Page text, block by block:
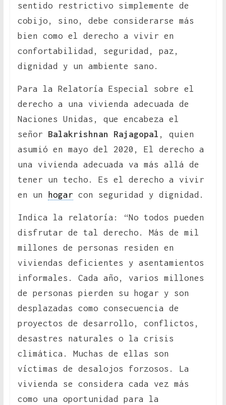
sentido restrictivo simplemente de
cobijo, sino, debe considerarse más
bien como el derecho a vivir en
confortabilidad, seguridad, paz,
dignidad y un ambiente sano.
Para la Relatoría Especial sobre el
derecho a una vivienda adecuada de
Naciones Unidas, que encabeza el
señor Balakrishnan Rajagopal , quien
asumió en mayo del 2020, El derecho a
una vivienda adecuada va más allá de
tener un techo. Es el derecho a vivir
en un
hogar con seguridad y dignidad.
Indica la relatoría: “No todos pueden
disfrutar de tal derecho. Más de mil
millones de personas residen en
viviendas deficientes y asentamientos
informales. Cada año, varios millones
de personas pierden su hogar y son
desplazadas como consecuencia de
proyectos de desarrollo, conflictos,
desastres naturales o la crisis
climática. Muchas de ellas son
víctimas de desalojos forzosos. La
vivienda se considera cada vez más
como una oportunidad para la